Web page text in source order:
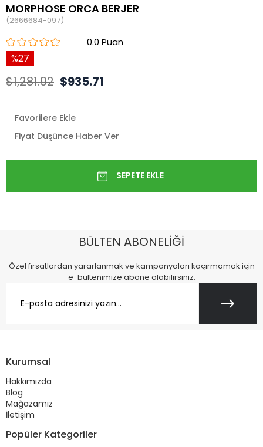
MORPHOSE ORCA BERJER
(2666684-097)
0.0
27
$1,281.92 $935.71
Favorilere Ekle
Fiyat Düşünce Haber Ver
BÜLTEN ABONELİĞİ
Özel fırsatlardan yararlanmak ve kampanyaları kaçırmamak için
e-bültenimize abone olabilirsiniz.
Kurumsal
Hakkımızda
Blog
Mağazamız
İletişim
Popüler Kategoriler